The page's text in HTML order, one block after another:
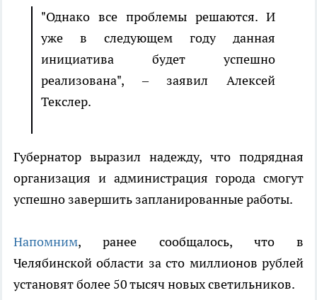
"Однако все проблемы решаются. И
уже в следующем году данная
инициатива будет успешно
реализована", – заявил Алексей
Текслер.
Губернатор выразил надежду, что подрядная
организация и администрация города смогут
успешно завершить запланированные работы.
Напомним, ранее сообщалось, что в
Челябинской области за сто миллионов рублей
установят более 50 тысяч новых светильников.